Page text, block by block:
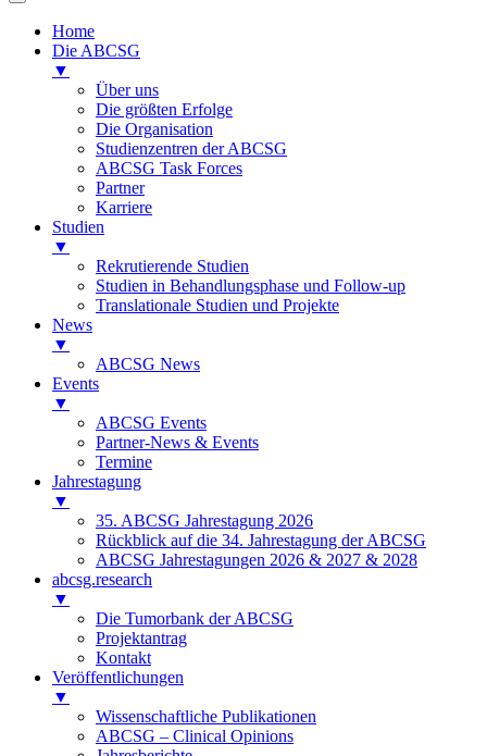
Home
Die ABCSG
▼
Über uns
Die größten Erfolge
Die Organisation
Studienzentren der ABCSG
ABCSG Task Forces
Partner
Karriere
Studien
▼
Rekrutierende Studien
Studien in Behandlungsphase und Follow-up
Translationale Studien und Projekte
News
▼
ABCSG News
Events
▼
ABCSG Events
Partner-News & Events
Termine
Jahrestagung
▼
35. ABCSG Jahrestagung 2026
Rückblick auf die 34. Jahrestagung der ABCSG
ABCSG Jahrestagungen 2026 & 2027 & 2028
abcsg.research
▼
Die Tumorbank der ABCSG
Projektantrag
Kontakt
Veröffentlichungen
▼
Wissenschaftliche Publikationen
ABCSG – Clinical Opinions